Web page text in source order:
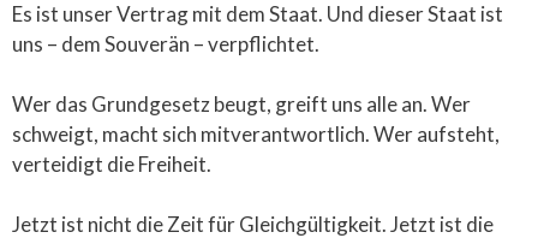
Es ist unser Vertrag mit dem Staat. Und dieser Staat ist
uns – dem Souverän – verpflichtet.
Wer das Grundgesetz beugt, greift uns alle an. Wer
schweigt, macht sich mitverantwortlich. Wer aufsteht,
verteidigt die Freiheit.
Jetzt ist nicht die Zeit für Gleichgültigkeit. Jetzt ist die